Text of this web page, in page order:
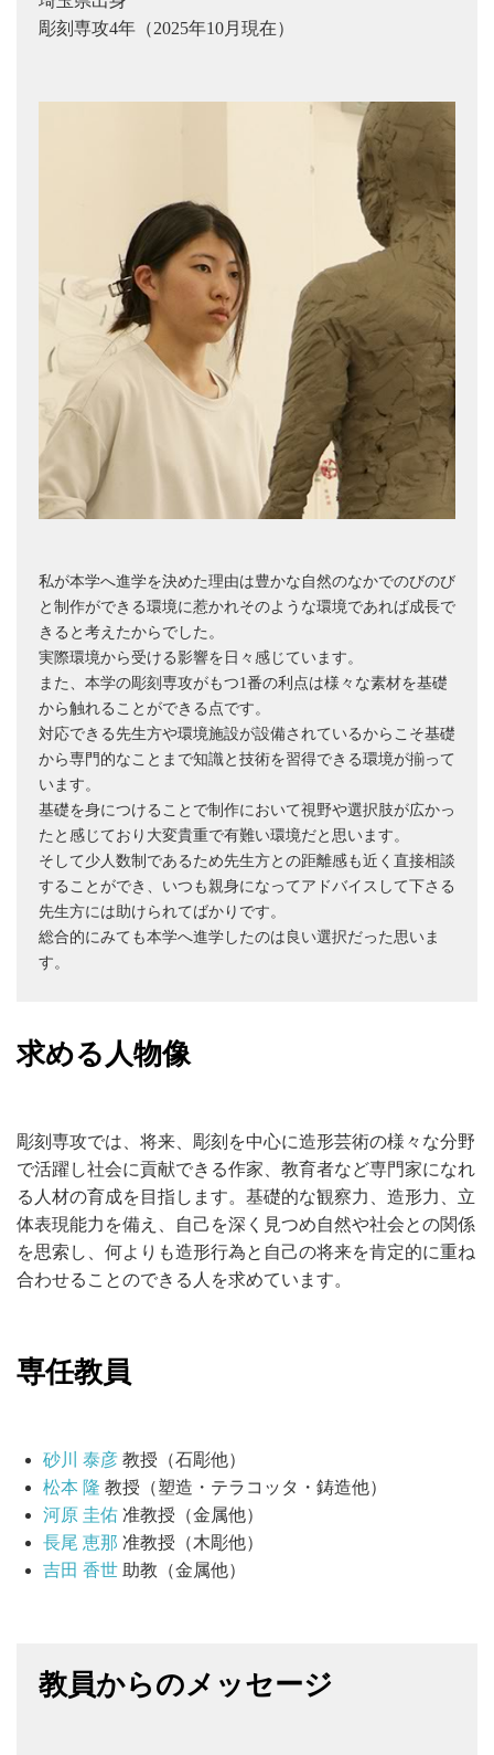
彫刻専攻4年（2025年10月現在）
私が本学へ進学を決めた理由は豊かな自然のなかでのびのび
と制作ができる環境に惹かれそのような環境であれば成長で
きると考えたからでした。
実際環境から受ける影響を日々感じています。
また、本学の彫刻専攻がもつ1番の利点は様々な素材を基礎
から触れることができる点です。
対応できる先生方や環境施設が設備されているからこそ基礎
から専門的なことまで知識と技術を習得できる環境が揃って
います。
基礎を身につけることで制作において視野や選択肢が広かっ
たと感じており大変貴重で有難い環境だと思います。
そして少人数制であるため先生方との距離感も近く直接相談
することができ、いつも親身になってアドバイスして下さる
先生方には助けられてばかりです。
総合的にみても本学へ進学したのは良い選択だった思いま
す。
求める人物像
彫刻専攻では、将来、彫刻を中心に造形芸術の様々な分野
で活躍し社会に貢献できる作家、教育者など専門家になれ
る人材の育成を目指します。基礎的な観察力、造形力、立
体表現能力を備え、自己を深く見つめ自然や社会との関係
を思索し、何よりも造形行為と自己の将来を肯定的に重ね
合わせることのできる人を求めています。
専任教員
砂川 泰彦 教授（石彫他）
松本 隆 教授（塑造・テラコッタ・鋳造他）
河原 圭佑 准教授（金属他）
長尾 恵那 准教授（木彫他）
吉田 香世 助教（金属他）
教員からのメッセージ